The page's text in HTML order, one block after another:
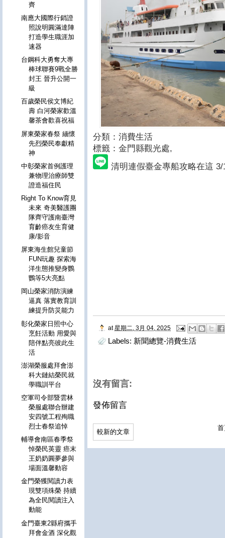
分類：消費生活
標籤：金門縣觀光處,
清明連假臺金專船攻略在這
at 星期二, 3月 04, 2025
Labels: 新聞總覽-消費生活
沒有留言:
發佈留言
較新的文章
齊
南應大國際行銷證
照說明圓滿達陣
打造學生職涯加
速器
台鋼科大勇奪大專
棒球聯賽9戰全勝
封王 晉升公開一
級
百歲榮民侯文博紀
壽 白河榮家歡溫
馨茶會歡喜祝福
屏東榮家春祭 緬懷
先烈榮民奉獻精
神
中彰榮家首例護理
兼物理治療師雙
證造福住民
Right To Know育見
未來 奇美醫護團
隊齊守護南臺灣
育齡癌友生育健
康/影音
屏東海生館兒童節
FUN玩趣 探索海
洋生態推變身鸚
鸚等5大亮點
岡山榮家消防演練
逼真 落實教育訓
練提升防災能力
彰化榮家日照中心
烹飪活動 用愛與
陪伴點亮彼此生
活
澎湖榮服處拜會澎
科大鏈結榮民就
學職訓平台
空軍司令部暨雲林
榮服處聯合辦建
安四號工程殉職
烈士春祭追悼
輔導會南區春季祭
悼榮民英靈 癌末
王奶奶圓夢參與
場面溫馨動容
金門榮獲閱讀力表
現雙項殊榮 持續
為全民閱讀注入
動能
金門臺東2縣府攜手
拜會金酒 深化觀